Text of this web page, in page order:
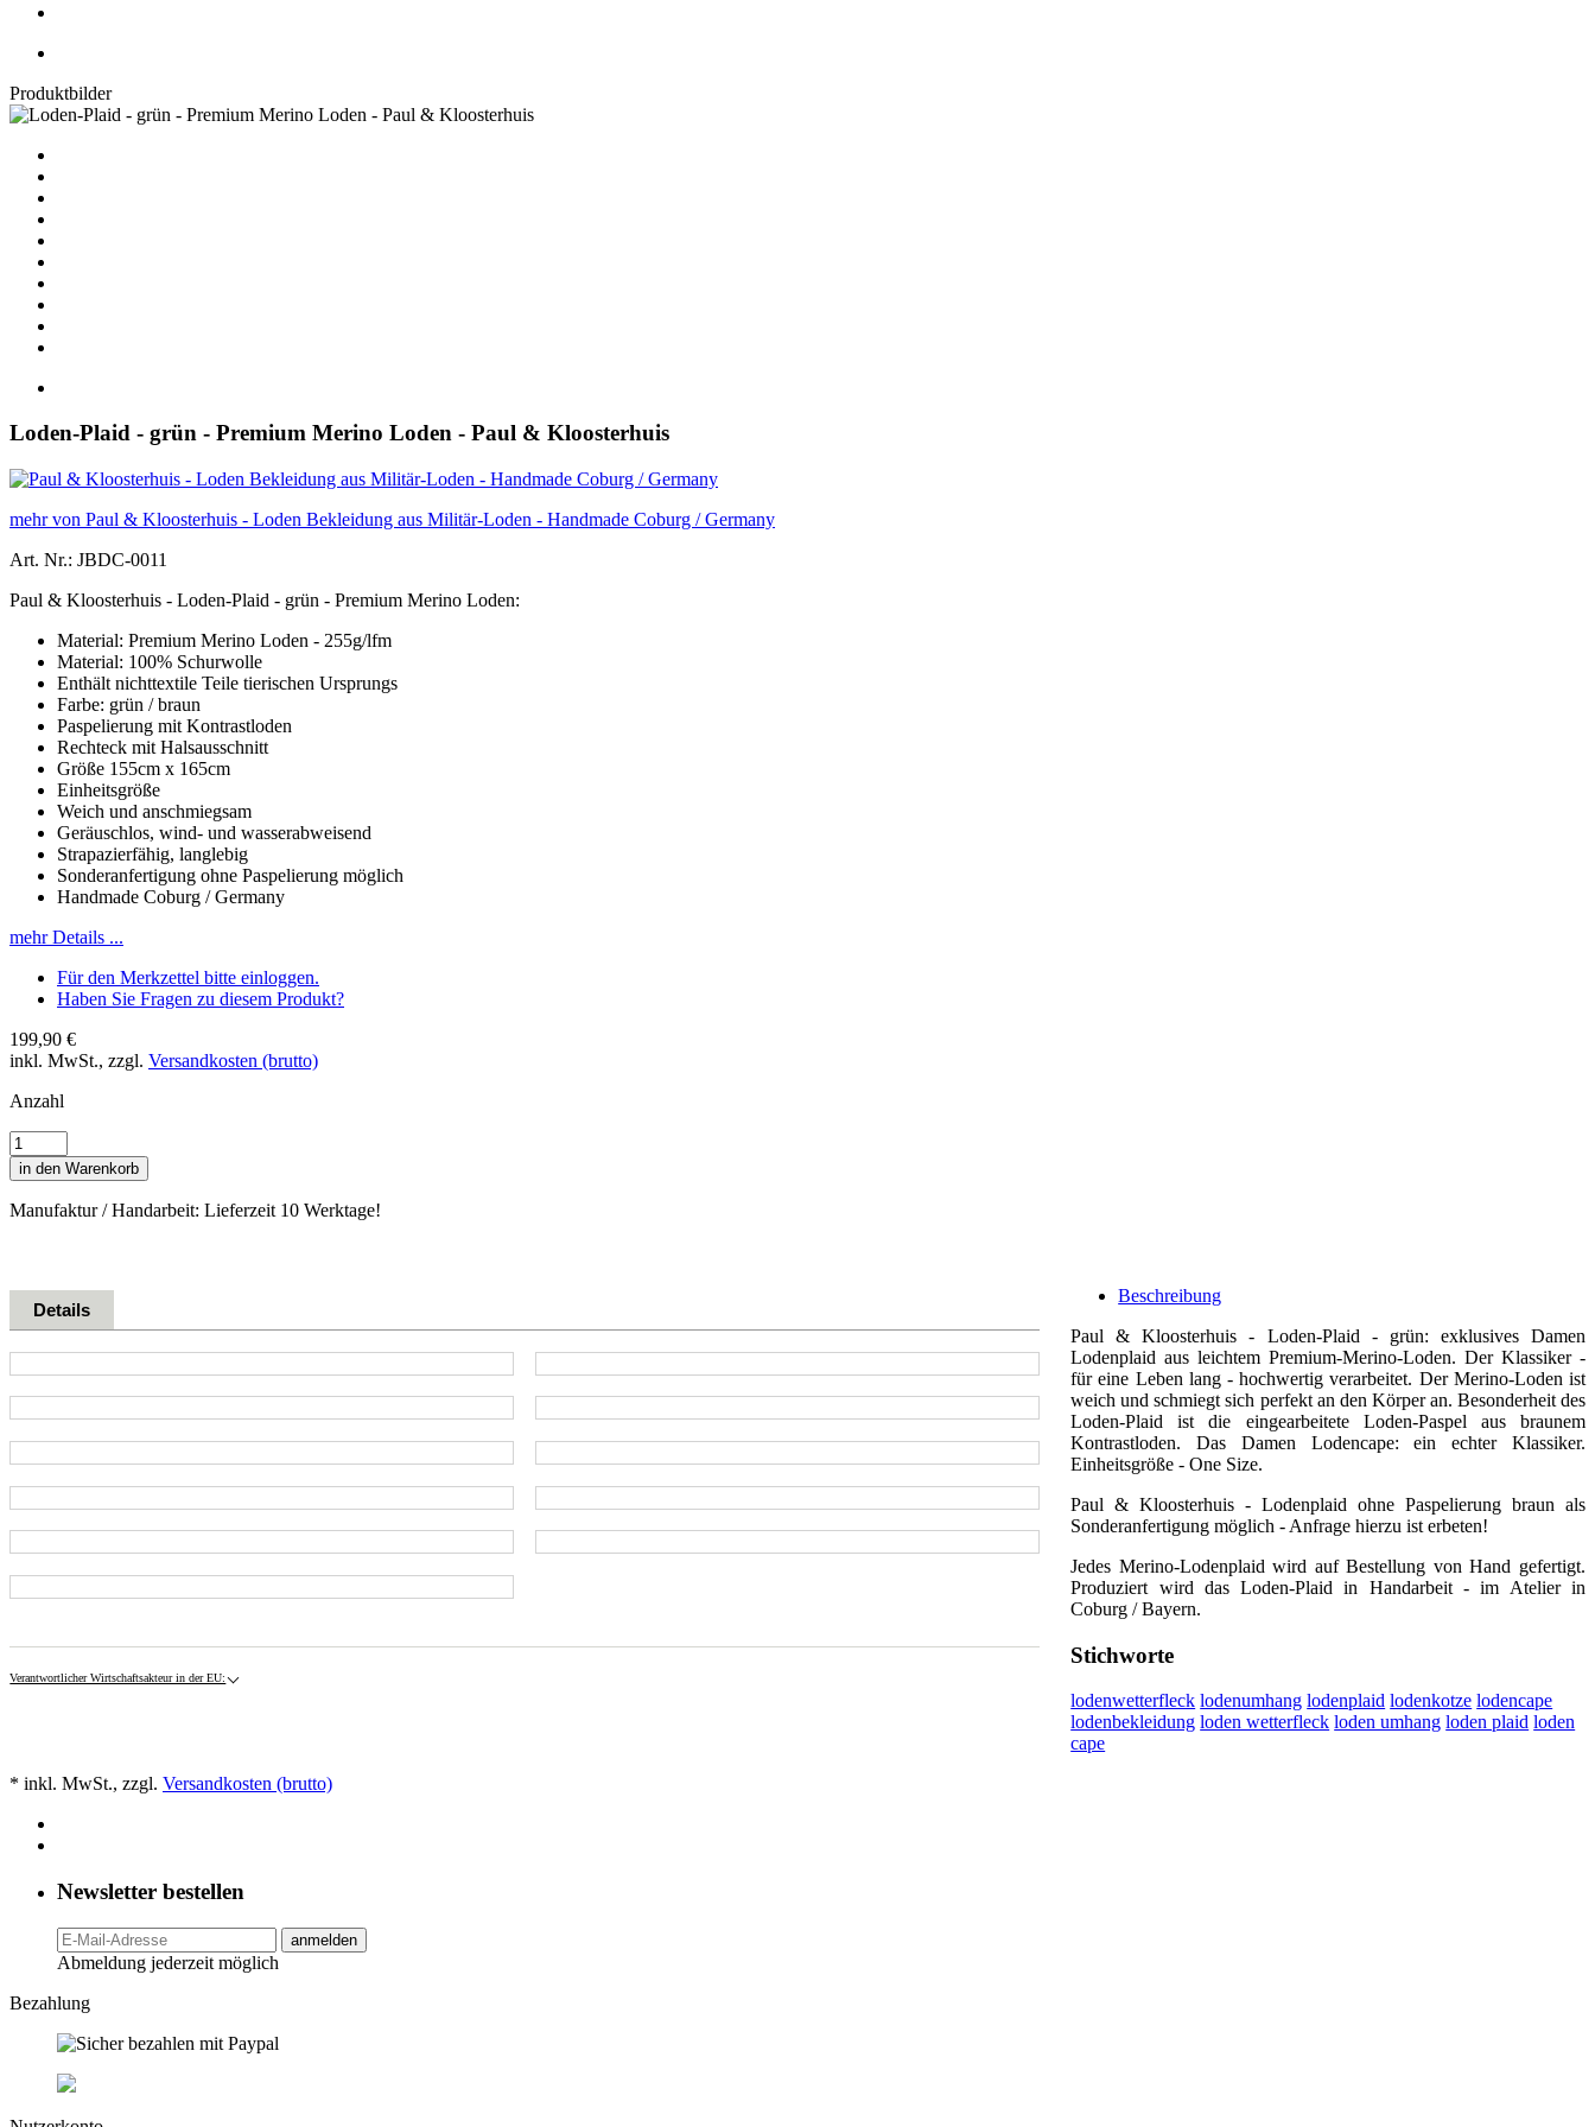
Produktbilder
Loden-Plaid - grün - Premium Merino Loden - Paul & Kloosterhuis
mehr von Paul & Kloosterhuis - Loden Bekleidung aus Militär-Loden - Handmade Coburg / Germany
Art. Nr.: JBDC-0011
Paul & Kloosterhuis - Loden-Plaid - grün - Premium Merino Loden:
Material: Premium Merino Loden - 255g/lfm
Material: 100% Schurwolle
Enthält nichttextile Teile tierischen Ursprungs
Farbe: grün / braun
Paspelierung mit Kontrastloden
Rechteck mit Halsausschnitt
Größe 155cm x 165cm
Einheitsgröße
Weich und anschmiegsam
Geräuschlos, wind- und wasserabweisend
Strapazierfähig, langlebig
Sonderanfertigung ohne Paspelierung möglich
Handmade Coburg / Germany
mehr Details ...
Für den Merkzettel bitte einloggen.
Haben Sie Fragen zu diesem Produkt?
199,90 €
inkl. MwSt., zzgl. Versandkosten (brutto)
Anzahl
in den Warenkorb
Manufaktur / Handarbeit: Lieferzeit 10 Werktage!
Details
Verantwortlicher Wirtschaftsakteur in der EU:
Beschreibung
Paul & Kloosterhuis - Loden-Plaid - grün: exklusives Damen
Lodenplaid aus leichtem Premium-Merino-Loden. Der Klassiker -
für eine Leben lang - hochwertig verarbeitet. Der Merino-Loden ist
weich und schmiegt sich perfekt an den Körper an. Besonderheit des
Loden-Plaid ist die eingearbeitete Loden-Paspel aus braunem
Kontrastloden. Das Damen Lodencape: ein echter Klassiker.
Einheitsgröße - One Size.
Paul & Kloosterhuis - Lodenplaid ohne Paspelierung braun als
Sonderanfertigung möglich - Anfrage hierzu ist erbeten!
Jedes Merino-Lodenplaid wird auf Bestellung von Hand gefertigt.
Produziert wird das Loden-Plaid in Handarbeit - im Atelier in
Coburg / Bayern.
Stichworte
lodenwetterfleck lodenumhang lodenplaid lodenkotze lodencape
lodenbekleidung loden wetterfleck loden umhang loden plaid loden
cape
* inkl. MwSt., zzgl. Versandkosten (brutto)
Newsletter bestellen
anmelden
Abmeldung jederzeit möglich
Bezahlung